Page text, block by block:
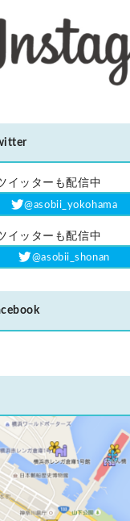
イッターも配信中
‎@asobii_yokohama
イッターも配信中
‎@asobii_shonan